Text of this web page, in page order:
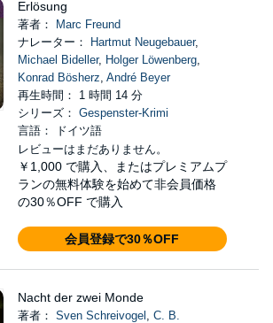
Erlösung
著者：
Marc Freund
ナレーター：
Hartmut Neugebauer,
Michael Bideller, Holger Löwenberg,
Konrad Bösherz, André Beyer
再生時間： 1 時間 14 分
シリーズ： Gespenster-Krimi
言語： ドイツ語
レビューはまだありません。
￥1,000 で購入、またはプレミアムプ
ランの無料体験を始めて非会員価格
の30％OFF で購入
会員登録で30％OFF
Nacht der zwei Monde
著者： Sven Schreivogel , C. B.